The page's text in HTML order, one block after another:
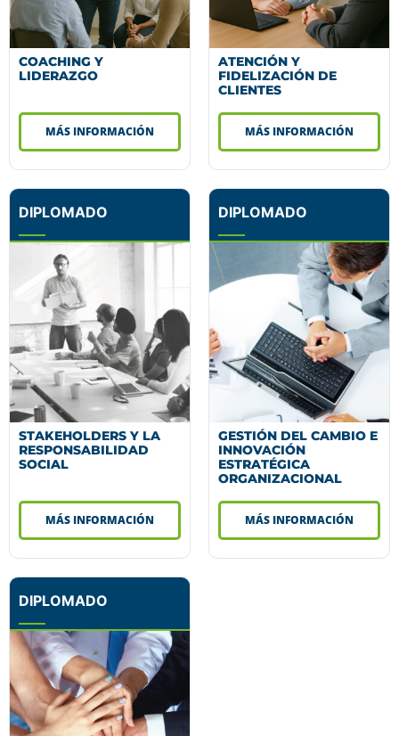
COACHING Y
LIDERAZGO
MÁS INFORMACIÓN
ATENCIÓN Y
FIDELIZACIÓN DE
CLIENTES
MÁS INFORMACIÓN
DIPLOMADO
STAKEHOLDERS Y LA
RESPONSABILIDAD
SOCIAL
MÁS INFORMACIÓN
DIPLOMADO
GESTIÓN DEL CAMBIO E
INNOVACIÓN
ESTRATÉGICA
ORGANIZACIONAL
MÁS INFORMACIÓN
DIPLOMADO